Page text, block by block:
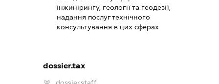
інжинірингу, геології та геодезії,
надання послуг технічного
консультування в цих сферах
dossier.tax
dossier.staff